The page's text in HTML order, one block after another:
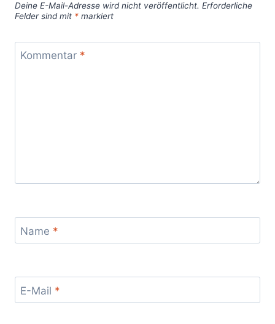
Deine E-Mail-Adresse wird nicht veröffentlicht. Erforderliche
Felder sind mit * markiert
Kommentar *
Name *
E-Mail *